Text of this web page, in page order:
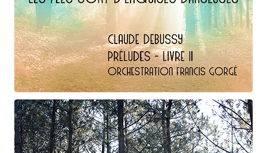
Claude Debussy
Les fées ...